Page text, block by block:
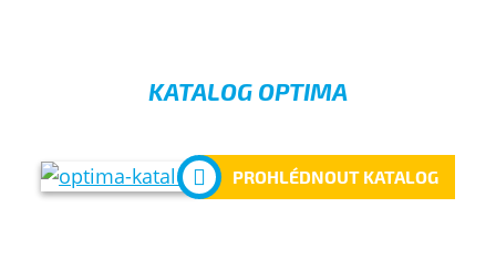
KATALOG OPTIMA
PROHLÉDNOUT KATALOG